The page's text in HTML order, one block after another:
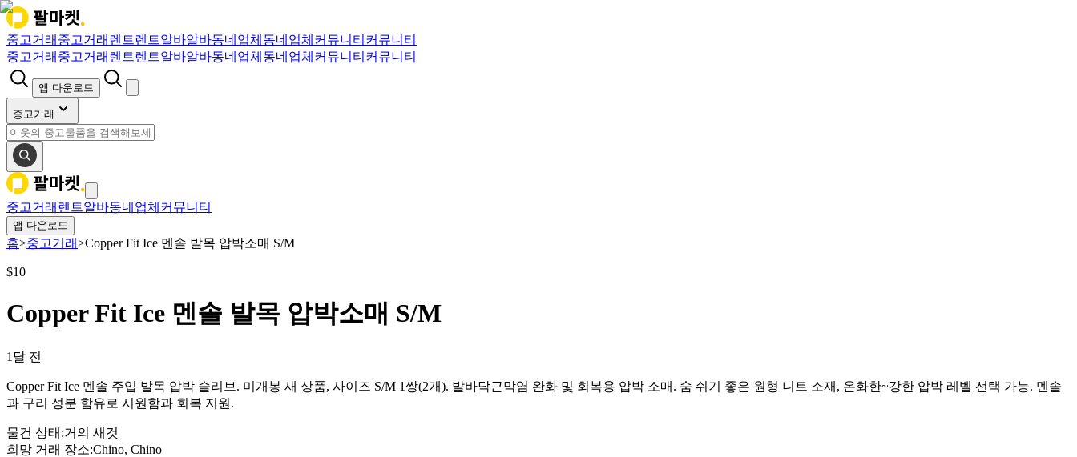
중고거래 중고거래 렌트렌트알바알바동네업체 동네업체 커뮤니티 커뮤니티
중고거래 중고거래 렌트렌트알바알바동네업체 동네업체 커뮤니티 커뮤니티
앱 다운로드
중고거래
중고거래 렌트알바동네업체 커뮤니티
앱 다운로드
홈>중고거래>Copper Fit Ice 멘솔 발목 압박소매 S/M
$10
Copper Fit Ice 멘솔 발목 압박소매 S/M
1달 전
Copper Fit Ice 멘솔 주입 발목 압박 슬리브. 미개봉 새 상품, 사이즈 S/M 1쌍(2개). 발바닥근막염 완화 및 회복용 압박 소매. 숨 쉬기 좋은 원형 니트 소재, 온화한~강한 압박 레벨 선택 가능. 멘솔
과 구리 성분 함유로 시원함과 회복 지원.
물건 상태 :거의 새것
희망 거래 장소:Chino, Chino